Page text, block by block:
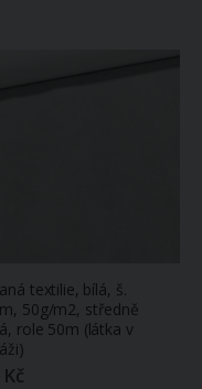
textilie, bílá, š.
50g/m2, středně
role 50m (látka v